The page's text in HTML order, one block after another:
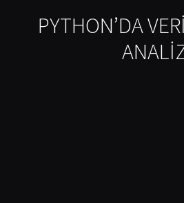
PYTHON’DA